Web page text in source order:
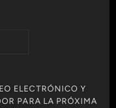
ELECTRÓNICO Y
PARA LA PRÓXIMA